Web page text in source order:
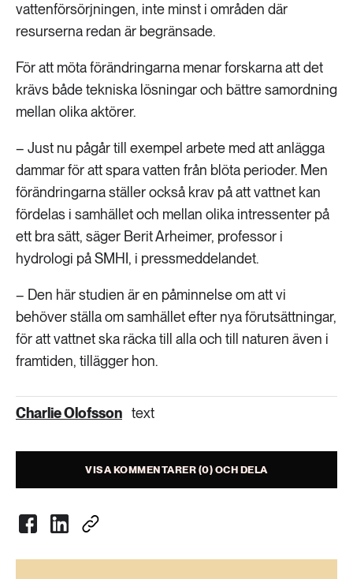
vattenförsörjningen, inte minst i områden där
resurserna redan är begränsade.
För att möta förändringarna menar forskarna att det
krävs både tekniska lösningar och bättre samordning
mellan olika aktörer.
– Just nu pågår till exempel arbete med att anlägga
dammar för att spara vatten från blöta perioder. Men
förändringarna ställer också krav på att vattnet kan
fördelas i samhället och mellan olika intressenter på
ett bra sätt, säger Berit Arheimer, professor i
hydrologi på SMHI, i pressmeddelandet.
– Den här studien är en påminnelse om att vi
behöver ställa om samhället efter nya förutsättningar,
för att vattnet ska räcka till alla och till naturen även i
framtiden, tillägger hon.
Charlie Olofsson text
VISA KOMMENTARER (0) OCH DELA